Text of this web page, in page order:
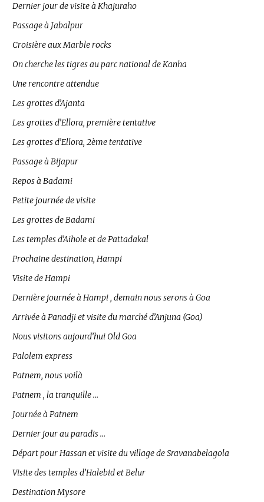
Dernier jour de visite à Khajuraho
Passage à Jabalpur
Croisière aux Marble rocks
On cherche les tigres au parc national de Kanha
Une rencontre attendue
Les grottes d’Ajanta
Les grottes d’Ellora, première tentative
Les grottes d’Ellora, 2ème tentative
Passage à Bijapur
Repos à Badami
Petite journée de visite
Les grottes de Badami
Les temples d’Aihole et de Pattadakal
Prochaine destination, Hampi
Visite de Hampi
Dernière journée à Hampi , demain nous serons à Goa
Arrivée à Panadji et visite du marché d’Anjuna (Goa)
Nous visitons aujourd’hui Old Goa
Palolem express
Patnem, nous voilà
Patnem , la tranquille …
Journée à Patnem
Dernier jour au paradis …
Départ pour Hassan et visite du village de Sravanabelagola
Visite des temples d’Halebid et Belur
Destination Mysore